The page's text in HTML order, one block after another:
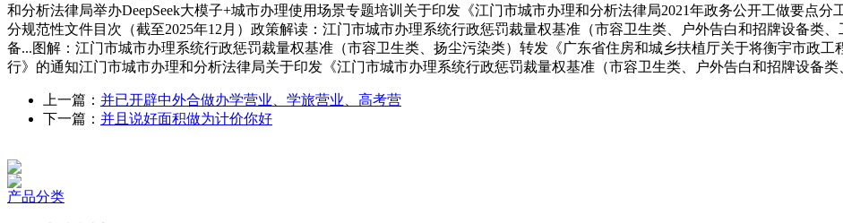
和分析法律局举办DeepSeek大模子+城市办理使用场景专题培训关于印发《江门市城市办理和分析法律局2021年政务公开工做要点
分规范性文件目次（截至2025年12月）政策解读：江门市城市办理系统行政惩罚裁量权基准（市容卫生类、户外告白和招牌设备类
备...图解：江门市城市办理系统行政惩罚裁量权基准（市容卫生类、扬尘污染类）转发《广东省住房和城乡扶植厅关于将衡宇市政
行》的通知江门市城市办理和分析法律局关于印发《江门市城市办理系统行政惩罚裁量权基准（市容卫生类、户外告白和招牌设备
上一篇： 并已开辟中外合做办学营业、学旅营业、高考营
下一篇： 并且说好面积做为计价你好
产品分类